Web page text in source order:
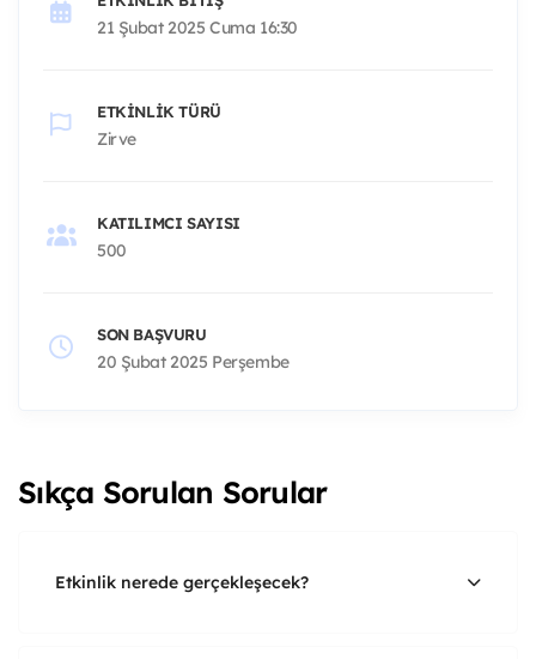
21 Şubat 2025 Cuma 16:30
ETKINLIK TÜRÜ
Zirve
KATILIMCI SAYISI
500
SON BAŞVURU
20 Şubat 2025 Perşembe
Sıkça Sorulan Sorular
Etkinlik nerede gerçekleşecek?